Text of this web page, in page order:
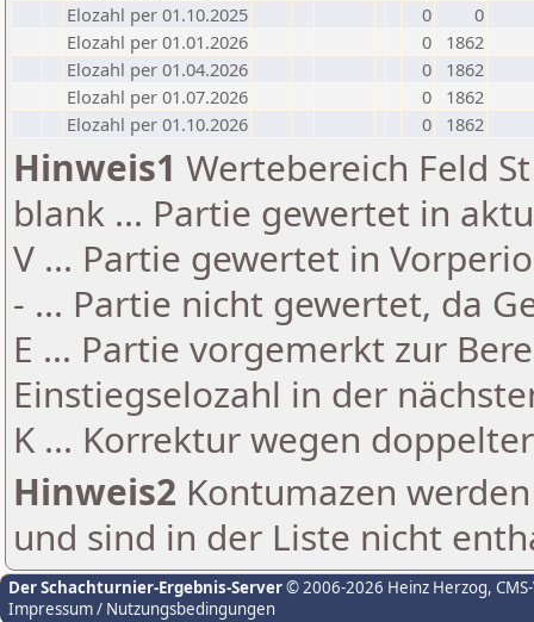
Elozahl per 01.10.2025
0
0
Elozahl per 01.01.2026
0
1862
Elozahl per 01.04.2026
0
1862
Elozahl per 01.07.2026
0
1862
Elozahl per 01.10.2026
0 1862
Hinweis1 Wertebereich Feld
blank ... Partie gewertet in
V ... Partie gewertet in
- ... Partie nicht gewertet, da
E ... Partie vorgemerkt zur
Einstiegselozahl in der
K ... Korrektur wegen
Hinweis2 Kontumazen
und sind in der Liste nicht
Der Schachturnier-Ergebnis-Server© 2006-2026 Heinz Herzog,
Impressum / Nutzungsbedingungen